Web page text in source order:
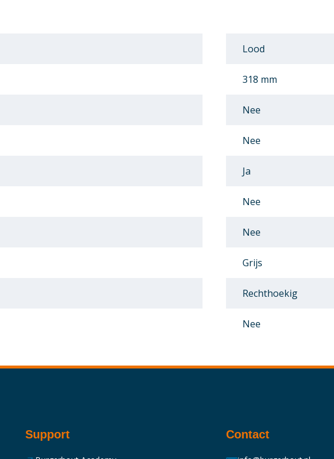
Lood
318 mm
Nee
Nee
Ja
Nee
Nee
Grijs
Rechthoekig
Nee
Support Contact